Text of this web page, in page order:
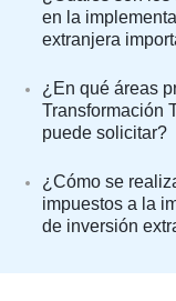
en la
extranjera
¿En qué áreas
Transformación
puede solicitar?
¿Cómo se
impuestos a la
de inversión